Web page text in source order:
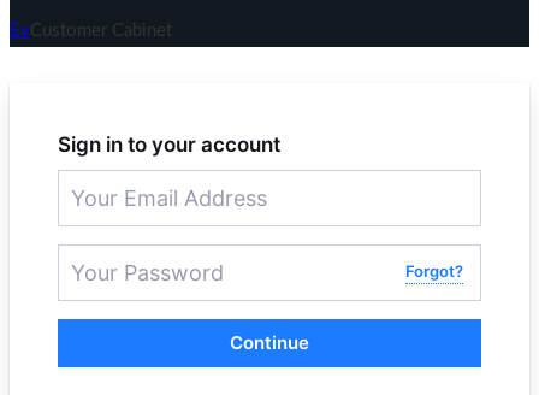
EvCustomer Cabinet
Sign in to your account
Forgot?
Continue